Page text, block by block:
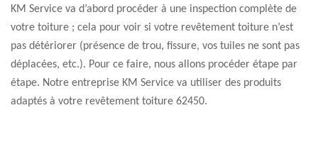
KM Service va d’abord procéder à une inspection complète de
votre toiture ; cela pour voir si votre revêtement toiture n’est
pas détériorer (présence de trou, fissure, vos tuiles ne sont pas
déplacées, etc.). Pour ce faire, nous allons procéder étape par
étape. Notre entreprise KM Service va utiliser des produits
adaptés à votre revêtement toiture 62450.